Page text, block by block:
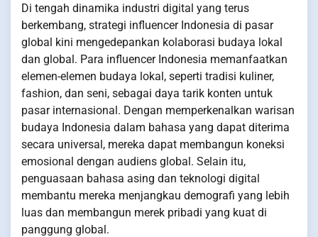
Di tengah dinamika industri digital yang terus
berkembang, strategi influencer Indonesia di pasar
global kini mengedepankan kolaborasi budaya lokal
dan global. Para influencer Indonesia memanfaatkan
elemen-elemen budaya lokal, seperti tradisi kuliner,
fashion, dan seni, sebagai daya tarik konten untuk
pasar internasional. Dengan memperkenalkan warisan
budaya Indonesia dalam bahasa yang dapat diterima
secara universal, mereka dapat membangun koneksi
emosional dengan audiens global. Selain itu,
penguasaan bahasa asing dan teknologi digital
membantu mereka menjangkau demografi yang lebih
luas dan membangun merek pribadi yang kuat di
panggung global.